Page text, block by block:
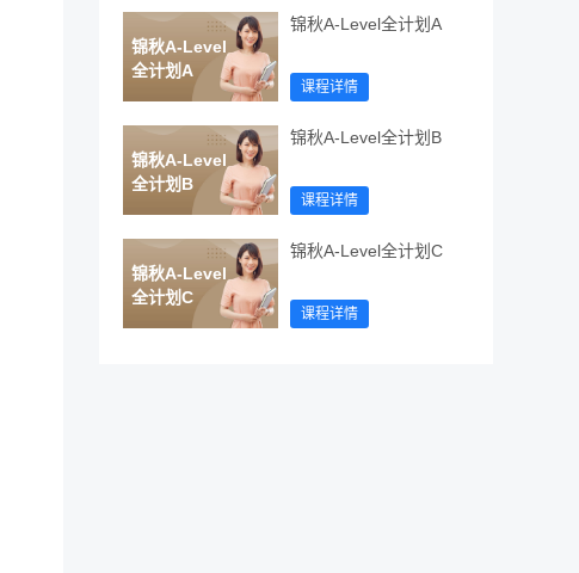
锦秋A-Level
全计划A
锦秋A-Level全计划A
课程详情
锦秋A-Level
全计划B
锦秋A-Level全计划B
课程详情
锦秋A-Level
全计划C
锦秋A-Level全计划C
课程详情